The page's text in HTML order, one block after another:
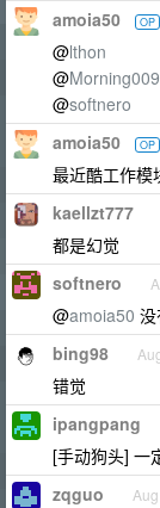
amoia50 OP
@lthon
@Morning009
@softnero
amoia50 OP
最近酷工作模
kaellzt777
都是幻觉
softnero
@amoia50
bing98
错觉
ipangpang
[手动狗头] 一
zqguo